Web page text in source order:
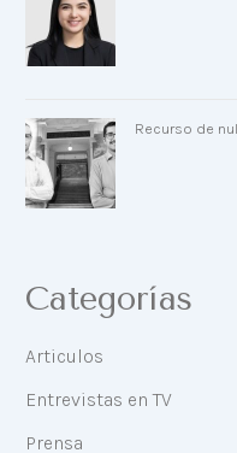
Recurso de
Categorías
Articulos
Entrevistas en TV
Prensa